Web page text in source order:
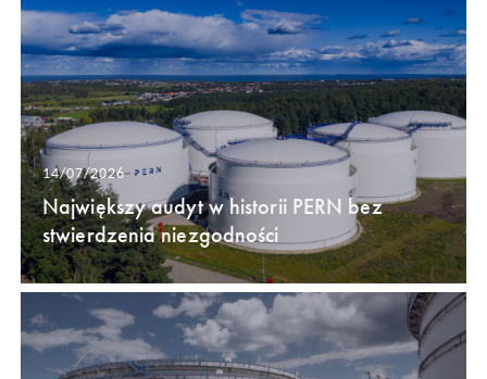
14/07/2026
Największy audyt w historii PERN bez
stwierdzenia niezgodności